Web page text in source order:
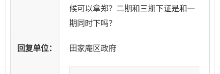
候可以拿郑？二期和三期下证是和一
期同时下吗？
回复单位： 田家庵区政府